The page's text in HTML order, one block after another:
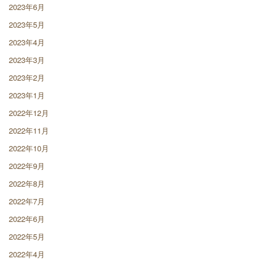
2023年6月
2023年5月
2023年4月
2023年3月
2023年2月
2023年1月
2022年12月
2022年11月
2022年10月
2022年9月
2022年8月
2022年7月
2022年6月
2022年5月
2022年4月